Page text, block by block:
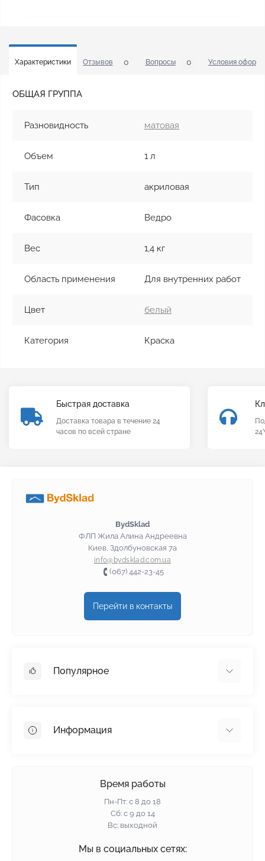
Характеристики Отзывов 0 Вопросы 0 Условия
ОБЩАЯ ГРУППА
Разновидность матовая
Объем 1 л
Тип акриловая
Фасовка Ведро
Вес 1,4 кг
Область применения Для внутренних работ
Цвет белый
Категория Краска
Быстрая доставка
Доставка товара в течение 24
часов по всей стране
BydSklad
ФЛП Жила Алина Андреевна
Киев, Здолбуновская 7а
info@bydsklad.com.ua
(067) 442-23-45
Перейти в контакты
Популярное
Пенопласт
Информация
Политика конфиденциальности
Время работы
Пн-Пт: с 8 до 18
Сб: с 9 до 14
Вс: выходной
Мы в социальных сетях: